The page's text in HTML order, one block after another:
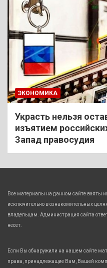
ЭКОНОМИКА
Украсть нельзя
изъятием
Запад правосудия
Все материалы на данном сайте взяты
исключительно в ознакомительных
владельцам. Администрация сайта
несет.
Если Вы обнаружили на нашем сайте
права, принадлежащие Вам, Вашей